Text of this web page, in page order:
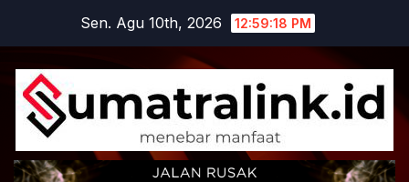
content
Sen. Agu 10th, 2026 12:59:19 PM